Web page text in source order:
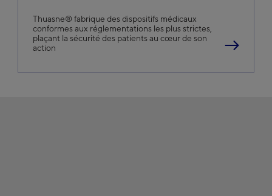
Thuasne® fabrique des dispositifs médicaux
conformes aux réglementations les plus strictes,
plaçant la sécurité des patients au cœur de son
action